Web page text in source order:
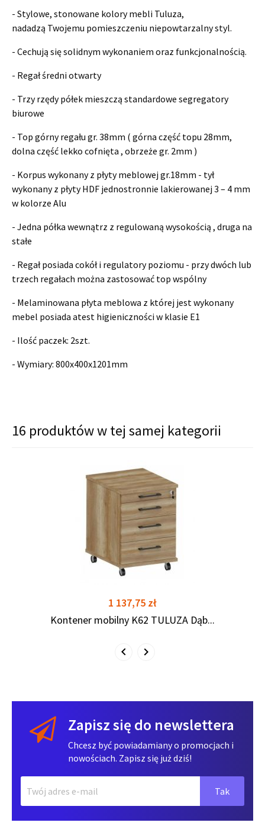
- Stylowe, stonowane kolory mebli Tuluza,
nadadzą Twojemu pomieszczeniu niepowtarzalny styl.
- Cechują się solidnym wykonaniem oraz funkcjonalnością.
- Regał średni otwarty
- Trzy rzędy półek mieszczą standardowe segregatory
biurowe
- Top górny regału gr. 38mm ( górna część topu 28mm,
dolna część lekko cofnięta , obrzeże gr. 2mm )
- Korpus wykonany z płyty meblowej gr.18mm - tył
wykonany z płyty HDF jednostronnie lakierowanej 3 – 4 mm
w kolorze Alu
- Jedna półka wewnątrz z regulowaną wysokością , druga na
stałe
- Regał posiada cokół i regulatory poziomu - przy dwóch lub
trzech regałach można zastosować top wspólny
- Melaminowana płyta meblowa z której jest wykonany
mebel posiada atest higieniczności w klasie E1
- Ilość paczek: 2szt.
- Wymiary: 800x400x1201mm
16 produktów w tej samej kategorii
Cena
1 137,75 zł
Kontener mobilny K62 TULUZA Dąb...
Zapisz się do newslettera
Chcesz być powiadamiany o promocjach i
nowościach. Zapisz się już dziś!